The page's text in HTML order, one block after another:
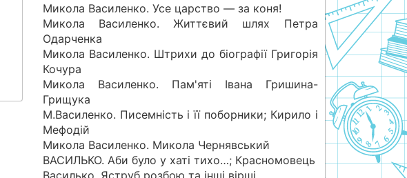
Микола Василенко. Усе царство — за коня!
Микола Василенко. Життєвий шлях Петра
Одарченка
Микола Василенко. Штрихи до біографії Григорія
Кочура
Микола Василенко. Пам'яті Івана Гришина-
Грищука
М.Василенко. Писемність і її поборники; Кирило і
Мефодій
Микола Василенко. Микола Чернявський
ВАСИЛЬКО. Аби було у хаті тихо…; Красномовець